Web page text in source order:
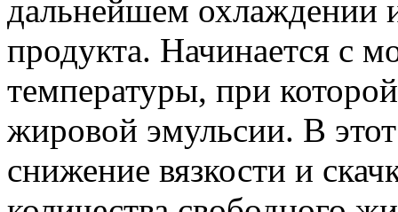
дальнейшем охлаждении
продукта. Начинается с
температуры, при
жировой эмульсии. В
снижение вязкости и